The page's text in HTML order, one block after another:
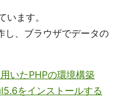
ます。
し、ブラウザでデータの
いたPHPの環境構築
をインストールする